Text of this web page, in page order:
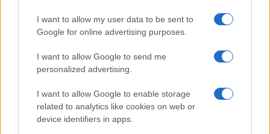
I want to allow my user data to be sent to
Google for online advertising purposes.
I want to allow Google to send me
personalized advertising.
I want to allow Google to enable storage
related to analytics like cookies on web or
device identifiers in apps.
Anthony Jelonch
24.01 à 21h00
Toulouse - Pau